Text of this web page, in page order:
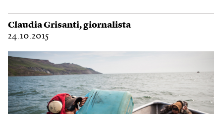
Claudia Grisanti, giornalista
24.10.2015